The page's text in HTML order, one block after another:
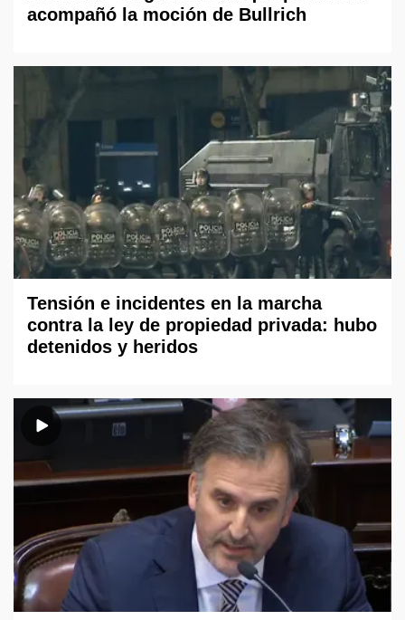
acompañó la moción de Bullrich
Tensión e incidentes en la marcha
contra la ley de propiedad privada: hubo
detenidos y heridos